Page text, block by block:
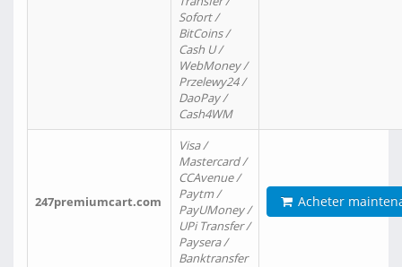
Sofort /
BitCoins /
Cash U /
WebMoney /
Przelewy24 /
DaoPay /
Cash4WM
247premiumcart.com
Visa /
Mastercard /
CCAvenue /
Paytm /
PayUMoney /
UPi Transfer /
Paysera /
Banktransfer
Acheter